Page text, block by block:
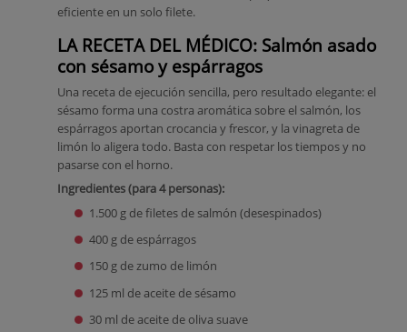
eficiente en un solo filete.
LA RECETA DEL MÉDICO: Salmón asado
con sésamo y espárragos
Una receta de ejecución sencilla, pero resultado elegante: el
sésamo forma una costra aromática sobre el salmón, los
espárragos aportan crocancia y frescor, y la vinagreta de
limón lo aligera todo. Basta con respetar los tiempos y no
pasarse con el horno.
Ingredientes (para 4 personas):
1.500 g de filetes de salmón (desespinados)
400 g de espárragos
150 g de zumo de limón
125 ml de aceite de sésamo
30 ml de aceite de oliva suave